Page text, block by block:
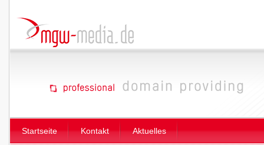
Startseite Kontakt Aktuelles